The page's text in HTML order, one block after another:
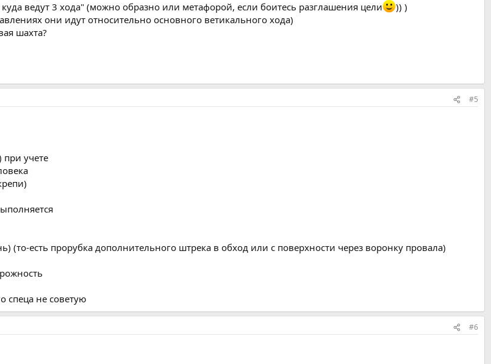
ведут 3 хода" (можно образно или метафорой, если боитесь разглашения цели
)) )
они идут относительно основного ветикального хода)
шахта?
#5
при учете
(то-есть прорубка дополнительного штрека в обход или с поверхности через воронку провала)
спеца не советую
#6